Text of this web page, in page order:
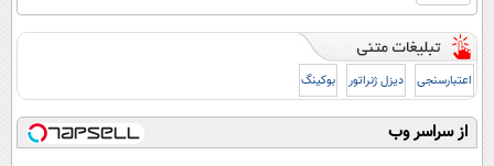
اعتبارسنجی دیزل ژنراتور بوکینگ
از سراسر وب